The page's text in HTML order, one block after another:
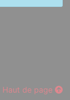
Haut de page